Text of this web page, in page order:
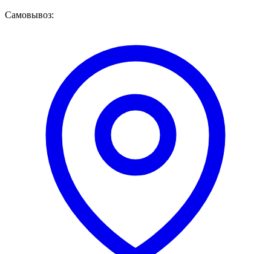
Самовывоз: